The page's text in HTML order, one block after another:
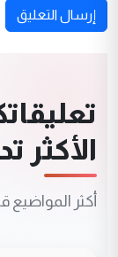
إرسال التعليق
الأكثر
أكثر المواضيع